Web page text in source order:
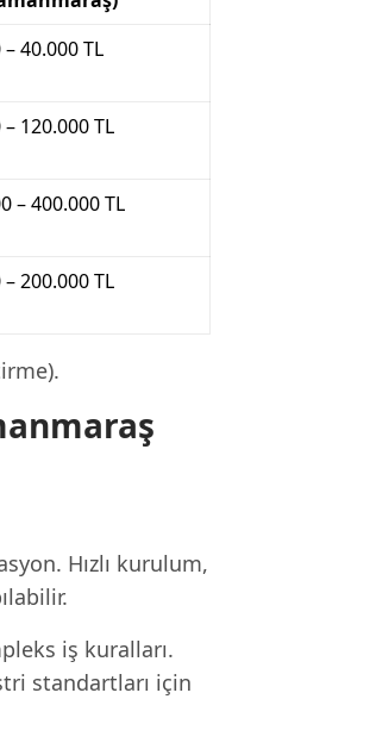
40.000 TL
120.000 TL
– 400.000 TL
200.000 TL
Hızlı kurulum,
iş kuralları.
standartları için